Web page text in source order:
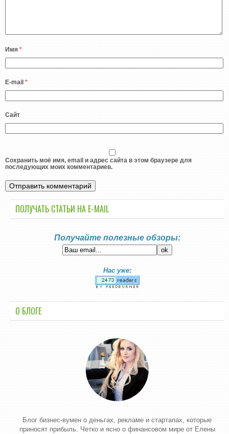
Имя *
E-mail *
Сайт
Сохранить моё имя, email и адрес сайта в этом браузере для
последующих моих комментариев.
ПОЛУЧАТЬ СТАТЬИ НА E-MАIL
Получайте полезные обзоры:
Нас уже:
О БЛОГЕ
Блог бизнес-вумен о деньгах, рекламе и стартапах, которые
приносят прибыль. Четко и ясно о финансовом мире от Елены